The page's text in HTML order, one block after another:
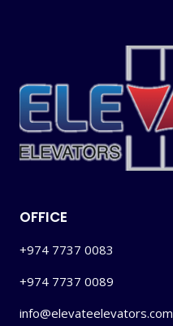
OFFICE
+974 7737 0083
+974 7737 0089
info@elevateelevators.com